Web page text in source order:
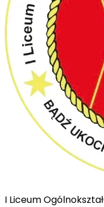
I Liceum